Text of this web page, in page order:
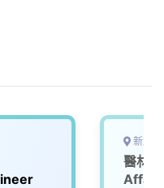
新北
醫材